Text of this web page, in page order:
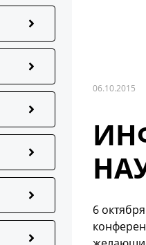
06.10.2015
6